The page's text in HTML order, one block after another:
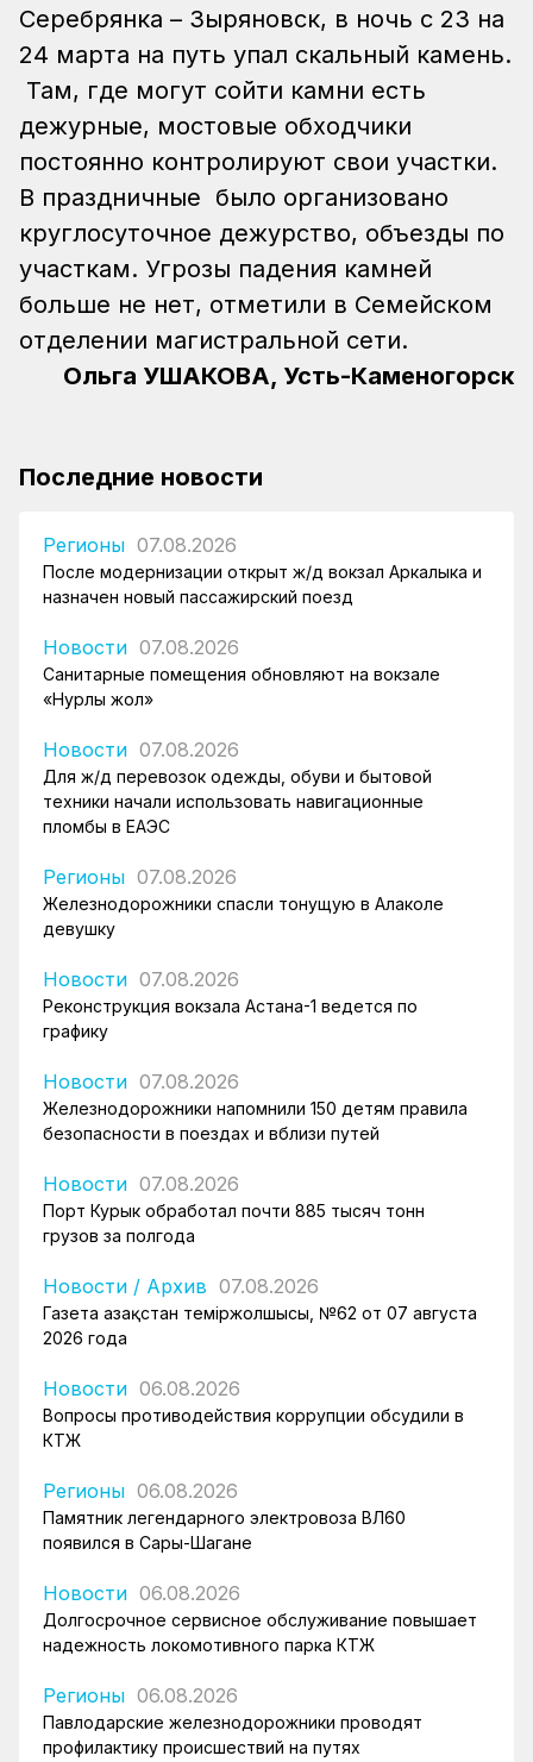
Серебрянка – Зыряновск, в ночь с 23 на
24 марта на путь упал скальный камень.
Там, где могут сойти камни есть
дежурные, мостовые обходчики
постоянно контролируют свои участки.
В праздничные было организовано
круглосуточное дежурство, объезды по
участкам. Угрозы падения камней
больше не нет, отметили в Семейском
отделении магистральной сети.
Ольга УШАКОВА, Усть-Каменогорск
Последние новости
Регионы 07.08.2026
После модернизации открыт ж/д вокзал Аркалыка и
назначен новый пассажирский поезд
Новости 07.08.2026
Санитарные помещения обновляют на вокзале
«Нурлы жол»
Новости 07.08.2026
Для ж/д перевозок одежды, обуви и бытовой
техники начали использовать навигационные
пломбы в ЕАЭС
Регионы 07.08.2026
Железнодорожники спасли тонущую в Алаколе
девушку
Новости 07.08.2026
Реконструкция вокзала Астана-1 ведется по
графику
Новости 07.08.2026
Железнодорожники напомнили 150 детям правила
безопасности в поездах и вблизи путей
Новости 07.08.2026
Порт Курык обработал почти 885 тысяч тонн
грузов за полгода
Новости / Архив 07.08.2026
Газета Қазақстан теміржолшысы, №62 от 07 августа
2026 года
Новости 06.08.2026
Вопросы противодействия коррупции обсудили в
КТЖ
Регионы 06.08.2026
Памятник легендарного электровоза ВЛ60
появился в Сары-Шагане
Новости 06.08.2026
Долгосрочное сервисное обслуживание повышает
надежность локомотивного парка КТЖ
Регионы 06.08.2026
Павлодарские железнодорожники проводят
профилактику происшествий на путях